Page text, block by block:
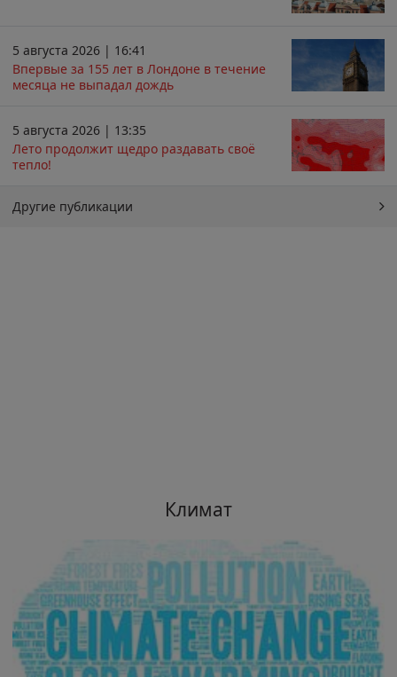
5 августа 2026 | 16:41
Впервые за 155 лет в Лондоне в течение
месяца не выпадал дождь
5 августа 2026 | 13:35
Лето продолжит щедро раздавать своё
тепло!
Другие публикации
Климат